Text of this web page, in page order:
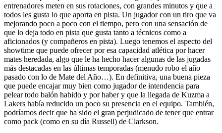
entrenadores meten en sus rotaciones, con grandes minutos y que a
todos les gusta lo que aporta en pista. Un jugador con un tiro que va
mejorando poco a poco con el tiempo, pero con una sensación de
que lo deja todo en pista que gusta tanto a técnicos como a
aficionados (y compañeros en pista). Luego tenemos el aspecto del
showtime que puede ofrecer por esa capacidad atlética por hacer
mates heredada, algo que le ha hecho hacer algunas de las jugadas
más destacadas en las últimas temporadas (menudo robo el año
pasado con lo de Mate del Año…). En definitiva, una buena pieza
que puede encajar muy bien como jugador de intendencia para
pelear todo balón habido y por haber y que la llegada de Kuzma a
Lakers había reducido un poco su presencia en el equipo. También,
podríamos decir que ha sido el gran perjudicado de tener que entrar
como pack (como en su día Russell) de Clarkson.